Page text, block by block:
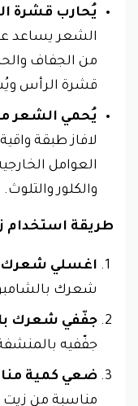
يُحارب قشرة
الشعر يساعد
من الجفاف
قشرة الرأس
يُحمي الشعر
لافاز طبقة
العوامل
والكلور والتلوث.
طريقة استخدام زيت
اغسلي شعرك
شعرك
جفّفي شعرك
جفّفيه
ضعي كمية
مناسبة من زيت